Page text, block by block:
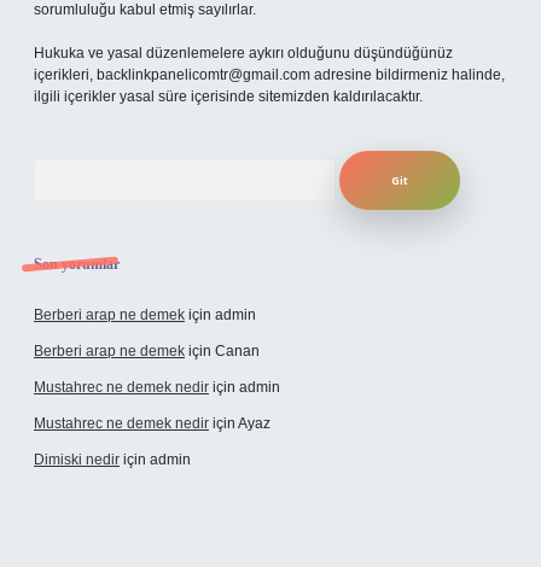
sorumluluğu kabul etmiş sayılırlar.
Hukuka ve yasal düzenlemelere aykırı olduğunu düşündüğünüz
içerikleri, backlinkpanelicomtr@gmail.com adresine bildirmeniz halinde,
ilgili içerikler yasal süre içerisinde sitemizden kaldırılacaktır.
Son yorumlar
Berberi arap ne demek için admin
Berberi arap ne demek için Canan
Mustahrec ne demek nedir için admin
Mustahrec ne demek nedir için Ayaz
Dimiski nedir için admin